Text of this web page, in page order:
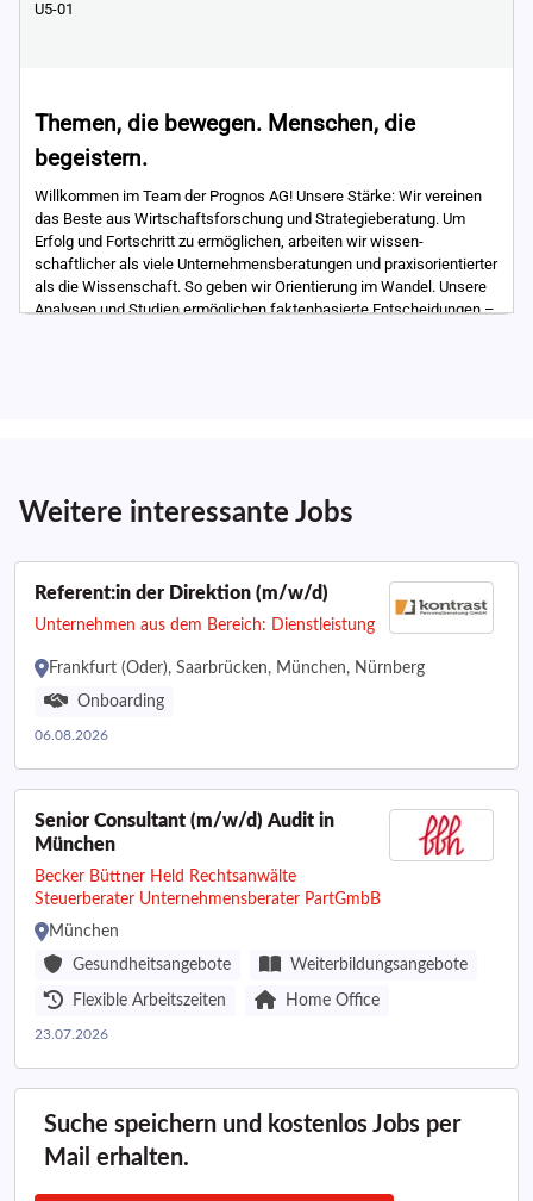
Weitere interessante Jobs
Referent:in der Direktion (m/w/d)
Unternehmen aus dem Bereich: Dienstleistung
Frankfurt (Oder), Saarbrücken, München, Nürnberg
Onboarding
06.08.2026
Senior Consultant (m/w/d) Audit in
München
Becker Büttner Held Rechtsanwälte
Steuerberater Unternehmensberater PartGmbB
München
Gesundheitsangebote
Weiterbildungsangebote
Flexible Arbeitszeiten Home Office
23.07.2026
Suche speichern und kostenlos Jobs per
Mail erhalten.